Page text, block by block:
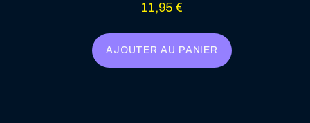
11,95 €
AJOUTER AU PANIER